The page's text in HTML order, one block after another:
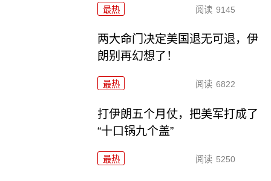
最热 阅读 9145
两大命门决定美国退无可退，伊
朗别再幻想了！
最热 阅读 6822
打伊朗五个月仗，把美军打成了
“十口锅九个盖”
最热 阅读 5250